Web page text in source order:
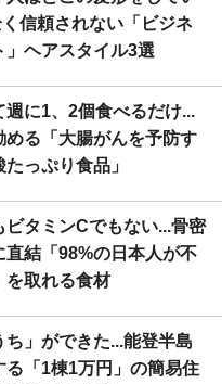
信頼されない「ビジネ
」ヘアスタイル3選
週に1、2個食べるだけ...
める「大腸がんを予防す
っぷり食品」
ビタミンCでもない...骨密
直結「98%の日本人が不
を取れる食材
」ができた...能登半島
る「1棟1万円」の簡易住